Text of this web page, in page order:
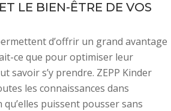
LE BIEN-ÊTRE DE VOS
d’offrir un grand avantage
ce que pour optimiser leur
savoir s’y prendre. ZEPP Kinder
les connaissances dans
puissent pousser sans